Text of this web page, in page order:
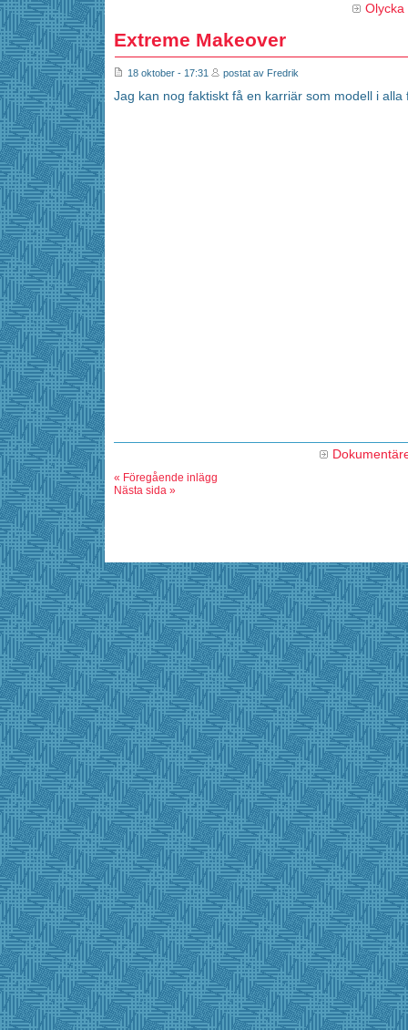
Olycka
Extreme Makeover
18 oktober - 17:31 postat av Fredrik
Jag kan nog faktiskt få en karriär som modell i alla
« Föregående inlägg
Nästa sida »